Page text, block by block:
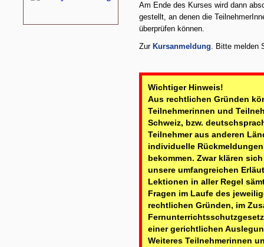
Am Ende des Kurses wird dann
gestellt, an denen die
überprüfen können.
Zur Kursanmeldung. Bitte melden
Wichtiger Hinweis!
Aus rechtlichen Gründen
Teilnehmerinnen und
Schweiz, bzw.
Teilnehmer aus anderen
individuelle
bekommen. Zwar klären
unsere umfangreichen
Lektionen in aller Regel
Fragen im Laufe des
rechtlichen Gründen, im
einer gerichtlichen
Weiteres Teilnehmerinnen